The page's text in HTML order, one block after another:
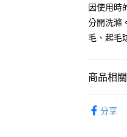
每筆
付款後全
7-11取貨
付款後7-
因使用時
分開洗滌
毛、起毛
商品相
分享